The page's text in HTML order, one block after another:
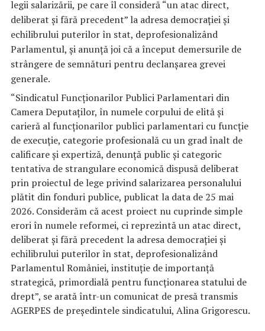
legii salarizării, pe care îl consideră “un atac direct,
deliberat şi fără precedent” la adresa democraţiei şi
echilibrului puterilor în stat, deprofesionalizând
Parlamentul, şi anunţă joi că a început demersurile de
strângere de semnături pentru declanşarea grevei
generale.
“Sindicatul Funcţionarilor Publici Parlamentari din
Camera Deputaţilor, în numele corpului de elită şi
carieră al funcţionarilor publici parlamentari cu funcţie
de execuţie, categorie profesională cu un grad înalt de
calificare şi expertiză, denunţă public şi categoric
tentativa de strangulare economică dispusă deliberat
prin proiectul de lege privind salarizarea personalului
plătit din fonduri publice, publicat la data de 25 mai
2026. Considerăm că acest proiect nu cuprinde simple
erori în numele reformei, ci reprezintă un atac direct,
deliberat şi fără precedent la adresa democraţiei şi
echilibrului puterilor în stat, deprofesionalizând
Parlamentul României, instituţie de importanţă
strategică, primordială pentru funcţionarea statului de
drept”, se arată într-un comunicat de presă transmis
AGERPES de preşedintele sindicatului, Alina Grigorescu.